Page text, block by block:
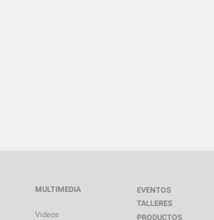
MULTIMEDIA
Videos
EVENTOS
TALLERES
PRODUCTOS